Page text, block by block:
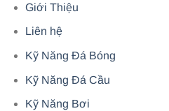
Giới Thiệu
Liên hệ
Kỹ Năng Đá Bóng
Kỹ Năng Đá Cầu
Kỹ Năng Bơi